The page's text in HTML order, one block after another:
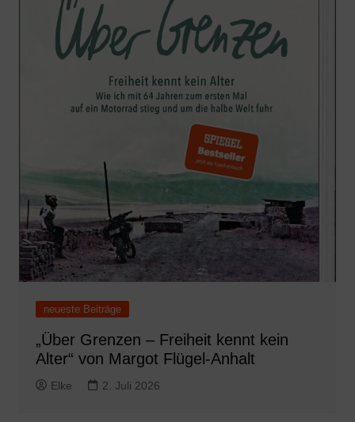
neueste Beiträge
„Über Grenzen – Freiheit kennt kein
Alter“ von Margot Flügel-Anhalt
Elke 2. Juli 2026